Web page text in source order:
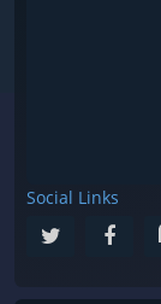
Social Links